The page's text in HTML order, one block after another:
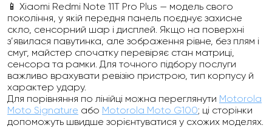
📱 Xiaomi Redmi Note 11T Pro Plus — модель свого
покоління, у якій передня панель поєднує захисне
скло, сенсорний шар і дисплей. Якщо на поверхні
з’явилася павутинка, але зображення рівне, без плям і
смуг, майстер спочатку перевіряє стан матриці,
сенсора та рамки. Для точного підбору послуги
важливо врахувати ревізію пристрою, тип корпусу й
характер удару.
Для порівняння по лінійці можна переглянути Motorola
Moto Signature або Motorola Moto G100; ці сторінки
допоможуть швидше зорієнтуватися у схожих моделях.